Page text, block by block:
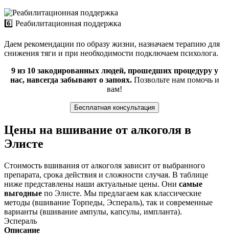
6️⃣ Реабилитационная поддержка
Даем рекомендации по образу жизни, назначаем терапию для
снижения тяги и при необходимости подключаем психолога.
9 из 10 закодированных людей, прошедших процедуру у
нас, навсегда забывают о запоях.Позвольте нам помочь и
вам!
Бесплатная консультация
Цены на вшивание от алкоголя в
Элисте
Стоимость вшивания от алкоголя зависит от выбранного
препарата, срока действия и сложности случая. В таблице
ниже представлены наши актуальные цены. Они самые
выгодные по Элисте. Мы предлагаем как классические
методы (вшивание Торпеды, Эспераль), так и современные
варианты (вшивание ампулы, капсулы, импланта).
Эспераль
Описание